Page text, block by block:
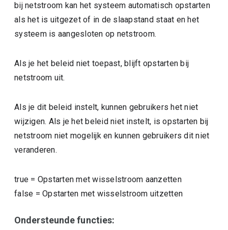
bij netstroom kan het systeem automatisch opstarten
als het is uitgezet of in de slaapstand staat en het
systeem is aangesloten op netstroom.
Als je het beleid niet toepast, blijft opstarten bij
netstroom uit.
Als je dit beleid instelt, kunnen gebruikers het niet
wijzigen. Als je het beleid niet instelt, is opstarten bij
netstroom niet mogelijk en kunnen gebruikers dit niet
veranderen.
true = Opstarten met wisselstroom aanzetten
false =Opstarten met wisselstroom uitzetten
Ondersteunde functies: